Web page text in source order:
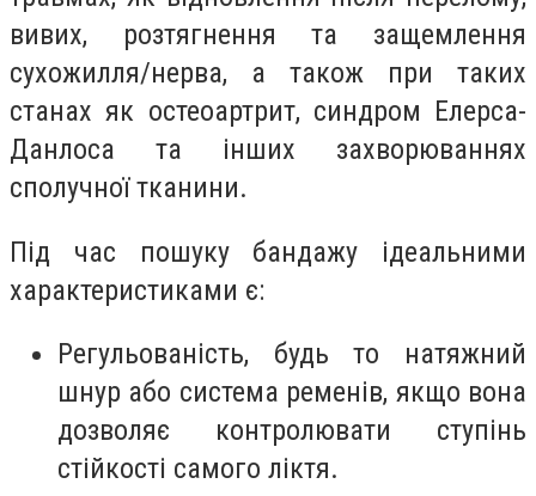
вивих, розтягнення та защемлення
сухожилля/нерва, а також при таких
станах як остеоартрит, синдром Елерса-
Данлоса та інших захворюваннях
сполучної тканини.
Під час пошуку бандажу ідеальними
характеристиками є:
Регульованість, будь то натяжний
шнур або система ременів, якщо вона
дозволяє контролювати ступінь
стійкості самого ліктя.